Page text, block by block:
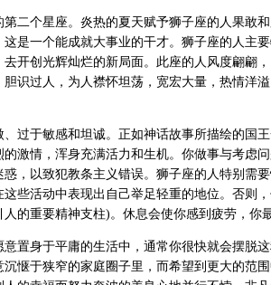
个星座。炎热的夏天赋予狮子座的人果敢和
这是一个能成就大事业的干才。狮子座的人主
去开创光辉灿烂的新局面。此座的人风度翩翩
胆识过人，为人襟怀坦荡，宽宏大量，热情洋
于敏感和坦诚。正如神话故事所描绘的国王
激情，浑身充满活力和生机。你做事与考虑
，以致犯教条主义错误。狮子座的人特别需
些活动中表现出自己举足轻重的地位。否则
的重要精神支柱)。休息会使你感到疲劳，你
身于平庸的生活中，通常你很快就会摆脱这
惬于狭窄的家庭圈子里，而希望到更大的范